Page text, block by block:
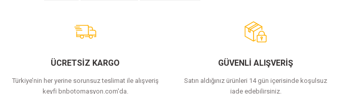
ÜCRETSİZ KARGO
Türkiye’nin her yerine sorunsuz teslimat ile alışveriş
keyfi bnbotomasyon.com'da.
GÜVENLİ ALIŞVERİŞ
Satın aldığınız ürünleri 14 gün içerisinde koşulsuz
iade edebilirsiniz.